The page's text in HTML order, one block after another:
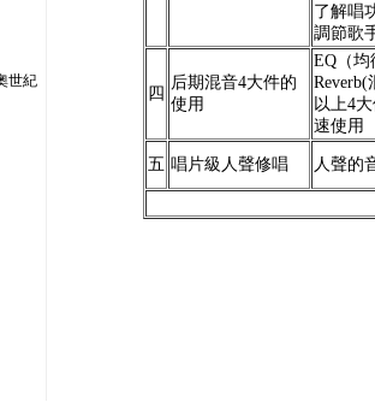
世紀
了解唱
調節歌
四
后期混音4大件的
使用
EQ（均
Reverb(
以上4
速使用
五 唱片級人聲修唱 人聲的